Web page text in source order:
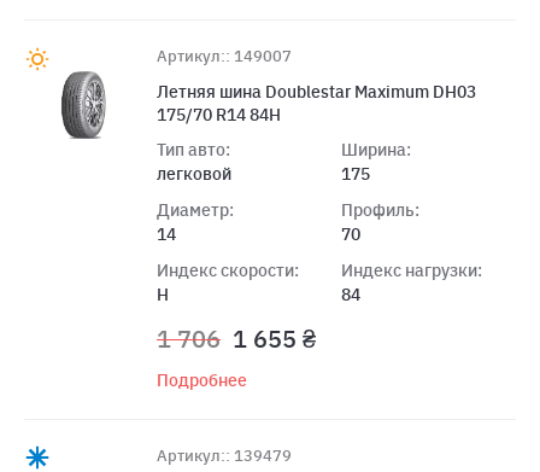
Артикул:: 149007
Летняя шина Doublestar Maximum DH03
175/70 R14 84H
Тип авто:
легковой
Диаметр:
14
Индекс скорости:
H
Ширина:
175
Профиль:
70
Индекс нагрузки:
84
1 706 1 655 ₴
Подробнее
Артикул:: 139479